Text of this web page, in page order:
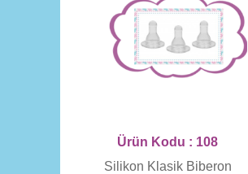
Ürün Kodu : 108
Silikon Klasik Biberon